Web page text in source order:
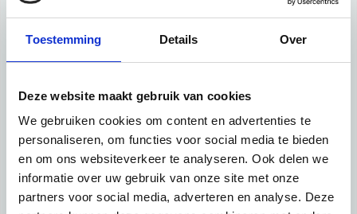
Toestemming Details Over
Deze website maakt gebruik van cookies
We gebruiken cookies om content en advertenties te
personaliseren, om functies voor social media te bieden
en om ons websiteverkeer te analyseren. Ook delen we
informatie over uw gebruik van onze site met onze
partners voor social media, adverteren en analyse. Deze
Tips
Tip 1:
Schrijf een duidelijke introductie en geef de volgende
informatie mee:
Ben je student, werkachtig of werkzoekend